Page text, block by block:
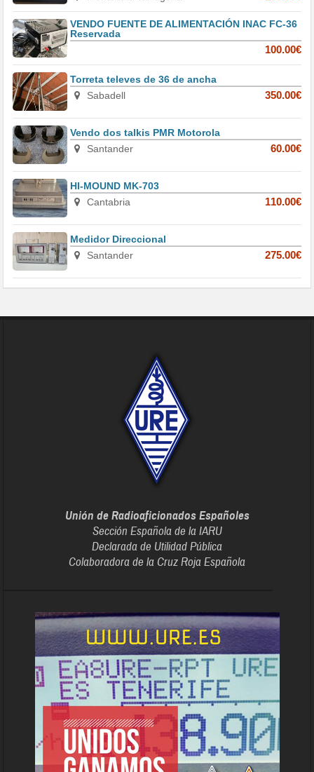
VENDO FUENTE DE ALIMENTACIÓN INAC FC-36
Reservada
100.00€
Torreta televes de 36 de ancha
Sabadell
350.00€
Vendo dos talkis PMR Motorola
Santander
60.00€
HI-MOUND MK-703
Cantabria
110.00€
Medidor Direccional
Santander
275.00€
Unión de Radioaficionados Españoles
Sección Española de la IARU
Declarada de Utilidad Pública
Colaboradora de la Cruz Roja Española